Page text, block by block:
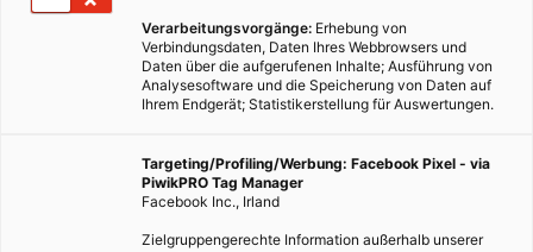
Verarbeitungsvorgänge: Erhebung von
Verbindungsdaten, Daten Ihres Webbrowsers und
Daten über die aufgerufenen Inhalte; Ausführung von
Analysesoftware und die Speicherung von Daten auf
Ihrem Endgerät; Statistikerstellung für Auswertungen.
Targeting/Profiling/Werbung: Facebook Pixel - via
PiwikPRO Tag Manager
Facebook Inc., Irland
Zielgruppengerechte Information außerhalb unserer